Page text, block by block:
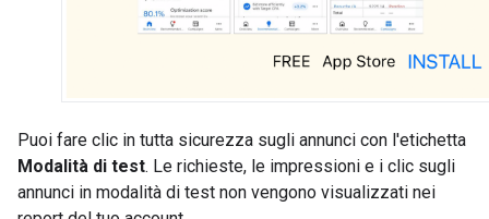
Puoi fare clic in tutta sicurezza sugli annunci con l'etichetta
Modalità di test. Le richieste, le impressioni e i clic sugli
annunci in modalità di test non vengono visualizzati nei